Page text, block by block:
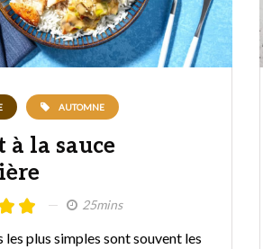
AUTOMNE
à la sauce
25mins
les plus simples sont souvent les